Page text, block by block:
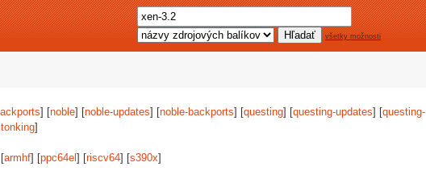
všetky možnosti
] [noble] [noble-updates] [noble-backports] [questing] [questing-updates] [questing-
]
armhf] [ppc64el ] [riscv64] [s390x]